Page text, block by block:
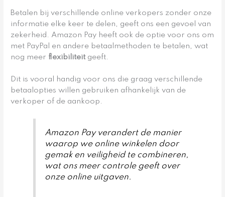
Betalen bij verschillende online verkopers zonder onze
informatie elke keer te delen, geeft ons een gevoel van
zekerheid. Amazon Pay heeft ook de optie voor ons om
met PayPal en andere betaalmethoden te betalen, wat
nog meer flexibiliteitgeeft.
Dit is vooral handig voor ons die graag verschillende
betaalopties willen gebruiken afhankelijk van de
verkoper of de aankoop.
Amazon Pay verandert de manier
waarop we online winkelen door
gemak en veiligheid te combineren,
wat ons meer controle geeft over
onze online uitgaven.